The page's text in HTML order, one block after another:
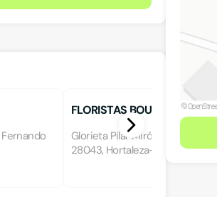
FLORISTAS BOURGUIGNON
Glorieta Pilar Miró s/n, Esq.
28043, Hortaleza-Canillas,